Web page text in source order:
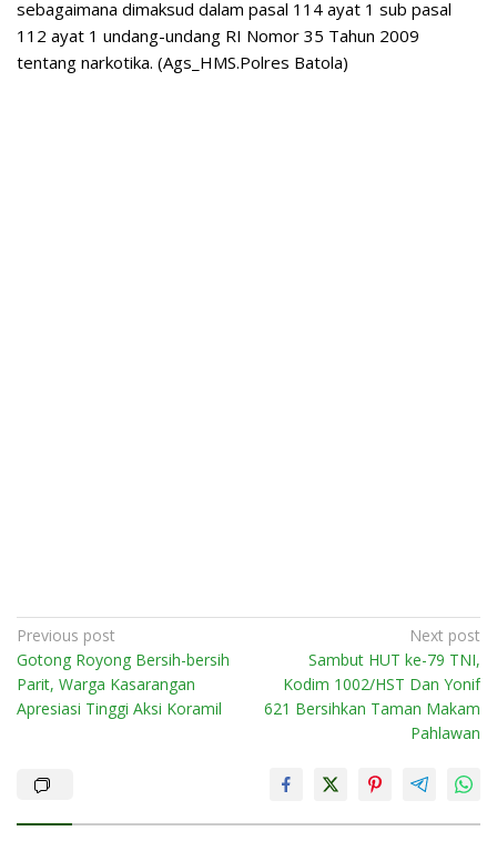
sebagaimana dimaksud dalam pasal 114 ayat 1 sub pasal
112 ayat 1 undang-undang RI Nomor 35 Tahun 2009
tentang narkotika. (Ags_HMS.Polres Batola)
Post
navigation
Previous post
Gotong Royong Bersih-bersih
Parit, Warga Kasarangan
Apresiasi Tinggi Aksi Koramil
Next post
Sambut HUT ke-79 TNI,
Kodim 1002/HST Dan Yonif
621 Bersihkan Taman Makam
Pahlawan